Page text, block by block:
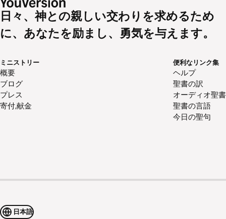
日々、神との親しい交わりを求めるため
に、あなたを励まし、勇気を与えます。
ミニストリー
概要
ブログ
プレス
寄付,献金
便利なリンク集
ヘルプ
聖書の訳
オーディオ聖書
聖書の言語
今日の聖句
日本語